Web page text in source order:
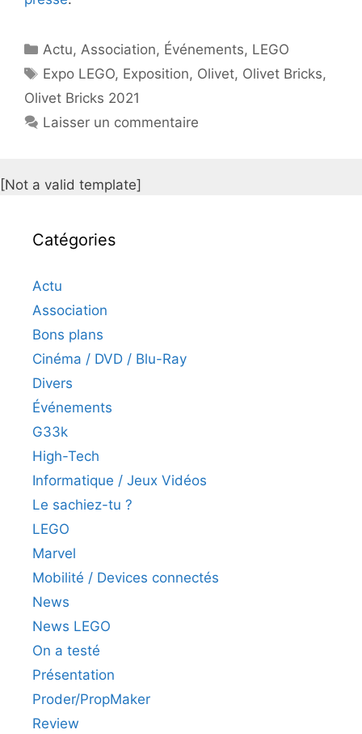
Catégories
Actu,Association, Événements, LEGO
Étiquettes
Expo LEGO, Exposition, Olivet, Olivet Bricks,
Olivet Bricks 2021
Laisser un commentaire
[Not a valid template]
Catégories
Actu
Association
Bons plans
Cinéma / DVD / Blu-Ray
Divers
Événements
G33k
High-Tech
Informatique / Jeux Vidéos
Le sachiez-tu ?
LEGO
Marvel
Mobilité / Devices connectés
News
News LEGO
On a testé
Présentation
Proder/PropMaker
Review